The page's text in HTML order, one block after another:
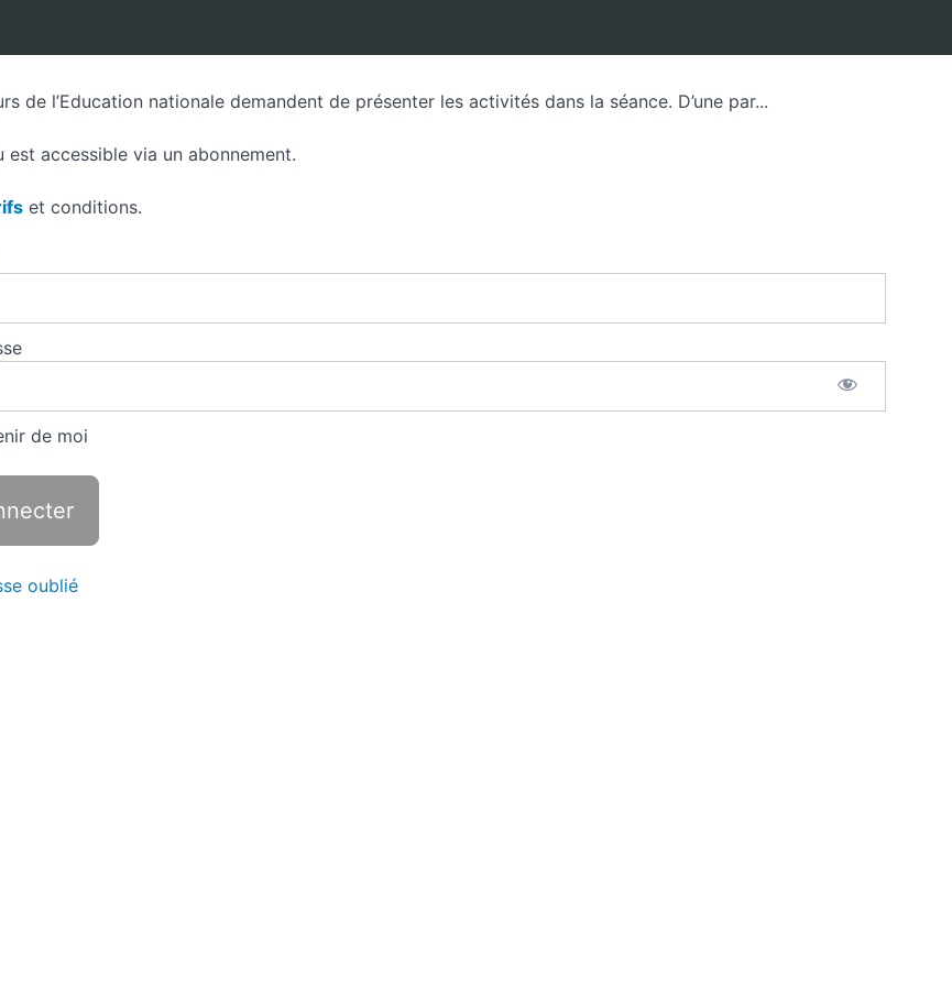
de l’Education nationale demandent de présenter les activités dans la séance. D’une par...
est accessible via un abonnement.
et conditions.
de moi
oublié